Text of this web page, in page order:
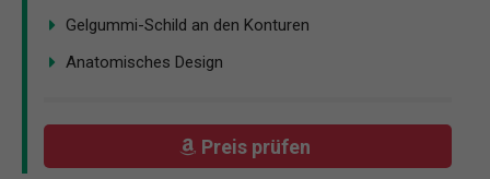
Gelgummi-Schild an den Konturen
Anatomisches Design
Preis prüfen